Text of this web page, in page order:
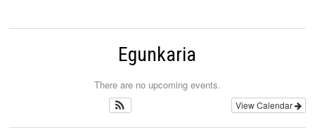
Egunkaria
There are no upcoming events.
View Calendar